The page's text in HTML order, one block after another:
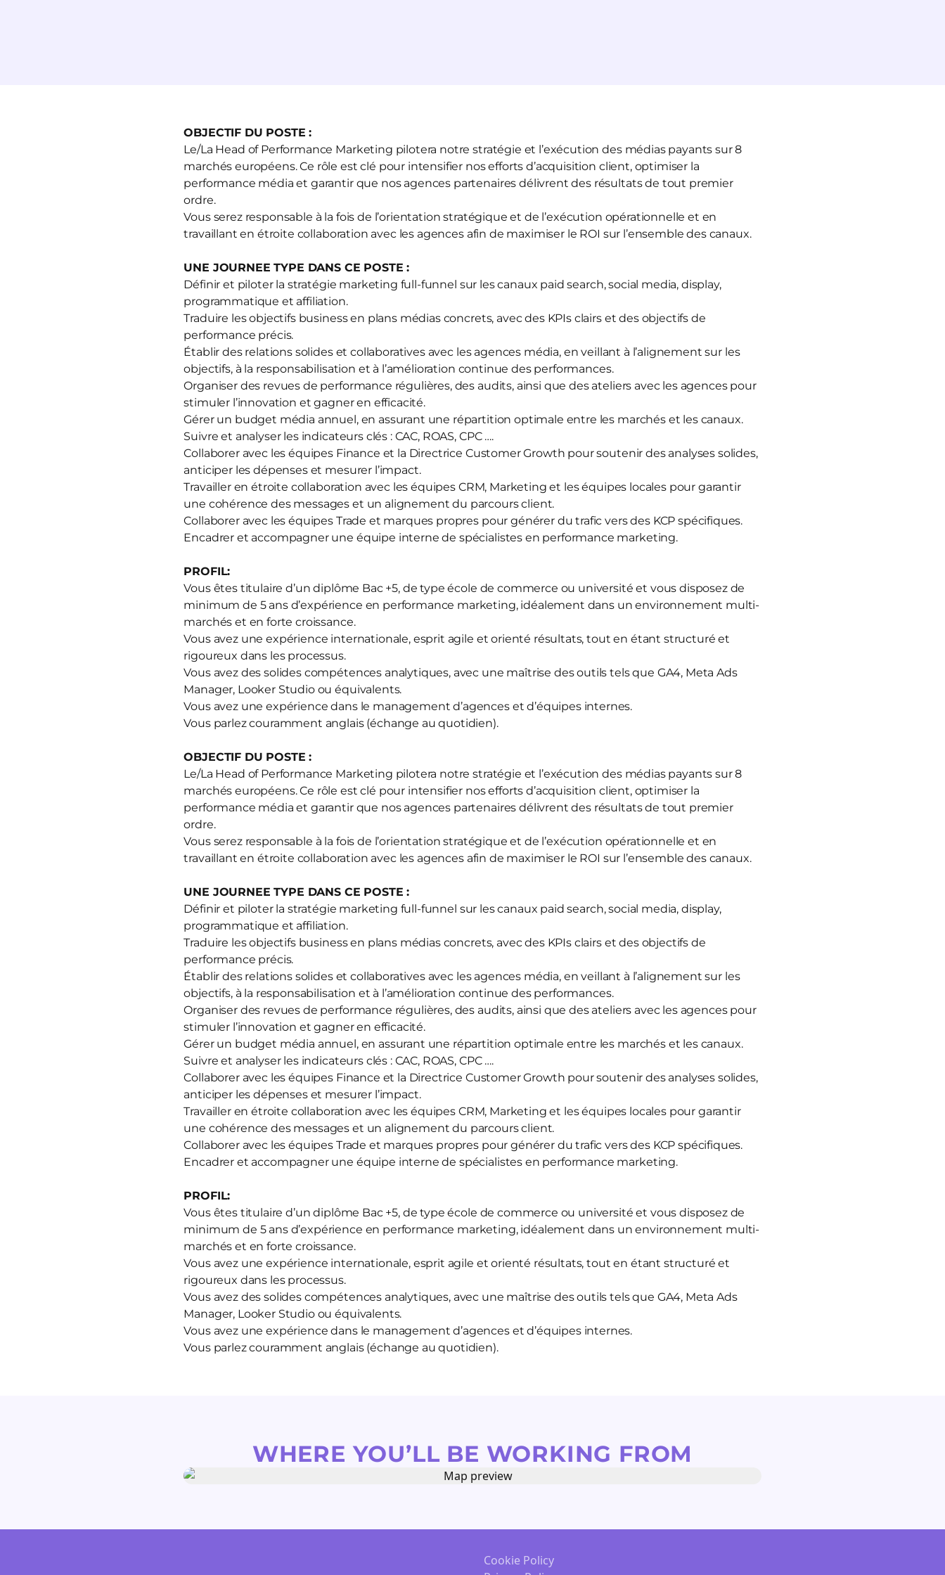
OBJECTIF DU POSTE :
Le/La Head of Performance Marketing pilotera notre stratégie et l’exécution des médias payants sur 8
marchés européens. Ce rôle est clé pour intensifier nos efforts d’acquisition client, optimiser la
performance média et garantir que nos agences partenaires délivrent des résultats de tout premier
ordre.
Vous serez responsable à la fois de l’orientation stratégique et de l’exécution opérationnelle et en
travaillant en étroite collaboration avec les agences afin de maximiser le ROI sur l’ensemble des canaux.
UNE JOURNEE TYPE DANS CE POSTE :
Définir et piloter la stratégie marketing full-funnel sur les canaux paid search, social media, display,
programmatique et affiliation.
Traduire les objectifs business en plans médias concrets, avec des KPIs clairs et des objectifs de
performance précis.
Établir des relations solides et collaboratives avec les agences média, en veillant à l’alignement sur les
objectifs, à la responsabilisation et à l’amélioration continue des performances.
Organiser des revues de performance régulières, des audits, ainsi que des ateliers avec les agences pour
stimuler l’innovation et gagner en efficacité.
Gérer un budget média annuel, en assurant une répartition optimale entre les marchés et les canaux.
Suivre et analyser les indicateurs clés : CAC, ROAS, CPC ….
Collaborer avec les équipes Finance et la Directrice Customer Growth pour soutenir des analyses solides,
anticiper les dépenses et mesurer l’impact.
Travailler en étroite collaboration avec les équipes CRM, Marketing et les équipes locales pour garantir
une cohérence des messages et un alignement du parcours client.
Collaborer avec les équipes Trade et marques propres pour générer du trafic vers des KCP spécifiques.
Encadrer et accompagner une équipe interne de spécialistes en performance marketing.
PROFIL:
Vous êtes titulaire d’un diplôme Bac +5, de type école de commerce ou université et vous disposez de
minimum de 5 ans d’expérience en performance marketing, idéalement dans un environnement multi-
marchés et en forte croissance.
Vous avez une expérience internationale, esprit agile et orienté résultats, tout en étant structuré et
rigoureux dans les processus.
Vous avez des solides compétences analytiques, avec une maîtrise des outils tels que GA4, Meta Ads
Manager, Looker Studio ou équivalents.
Vous avez une expérience dans le management d’agences et d’équipes internes.
Vous parlez couramment anglais (échange au quotidien).
OBJECTIF DU POSTE :
Le/La Head of Performance Marketing pilotera notre stratégie et l’exécution des médias payants sur 8
marchés européens. Ce rôle est clé pour intensifier nos efforts d’acquisition client, optimiser la
performance média et garantir que nos agences partenaires délivrent des résultats de tout premier
ordre.
Vous serez responsable à la fois de l’orientation stratégique et de l’exécution opérationnelle et en
travaillant en étroite collaboration avec les agences afin de maximiser le ROI sur l’ensemble des canaux.
UNE JOURNEE TYPE DANS CE POSTE :
Définir et piloter la stratégie marketing full-funnel sur les canaux paid search, social media, display,
programmatique et affiliation.
Traduire les objectifs business en plans médias concrets, avec des KPIs clairs et des objectifs de
performance précis.
Établir des relations solides et collaboratives avec les agences média, en veillant à l’alignement sur les
objectifs, à la responsabilisation et à l’amélioration continue des performances.
Organiser des revues de performance régulières, des audits, ainsi que des ateliers avec les agences pour
stimuler l’innovation et gagner en efficacité.
Gérer un budget média annuel, en assurant une répartition optimale entre les marchés et les canaux.
Suivre et analyser les indicateurs clés : CAC, ROAS, CPC ….
Collaborer avec les équipes Finance et la Directrice Customer Growth pour soutenir des analyses solides,
anticiper les dépenses et mesurer l’impact.
Travailler en étroite collaboration avec les équipes CRM, Marketing et les équipes locales pour garantir
une cohérence des messages et un alignement du parcours client.
Collaborer avec les équipes Trade et marques propres pour générer du trafic vers des KCP spécifiques.
Encadrer et accompagner une équipe interne de spécialistes en performance marketing.
PROFIL:
Vous êtes titulaire d’un diplôme Bac +5, de type école de commerce ou université et vous disposez de
minimum de 5 ans d’expérience en performance marketing, idéalement dans un environnement multi-
marchés et en forte croissance.
Vous avez une expérience internationale, esprit agile et orienté résultats, tout en étant structuré et
rigoureux dans les processus.
Vous avez des solides compétences analytiques, avec une maîtrise des outils tels que GA4, Meta Ads
Manager, Looker Studio ou équivalents.
Vous avez une expérience dans le management d’agences et d’équipes internes.
Vous parlez couramment anglais (échange au quotidien).
WHERE YOU’LL BE WORKING FROM
Cookie Policy